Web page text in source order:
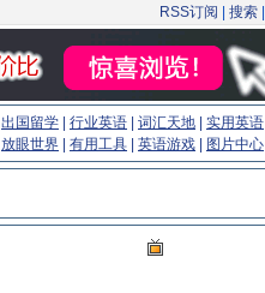
RSS订阅 搜索
出国留学 行业英语 词汇天地
实用英语
放眼世界 有用工具 英语游戏 图片中心